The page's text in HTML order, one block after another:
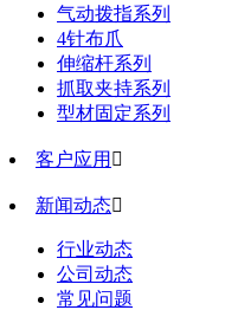
气动拨指系列
4针布爪
伸缩杆系列
抓取夹持系列
型材固定系列
客户应用 
新闻动态
行业动态
公司动态
常见问题